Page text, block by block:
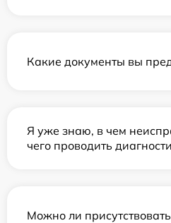
Какие документы вы
Я уже знаю, в чем
чего проводить
Можно ли